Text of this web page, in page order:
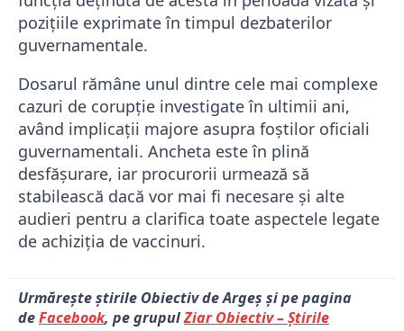
pozițiile exprimate în timpul dezbaterilor
guvernamentale.
Dosarul rămâne unul dintre cele mai complexe
cazuri de corupție investigate în ultimii ani,
având implicații majore asupra foștilor oficiali
guvernamentali. Ancheta este în plină
desfășurare, iar procurorii urmează să
stabilească dacă vor mai fi necesare și alte
audieri pentru a clarifica toate aspectele legate
de achiziția de vaccinuri.
Urmărește știrile Obiectiv de Argeș și pe pagina
deFacebook, pe grupulZiar Obiectiv – Știrile